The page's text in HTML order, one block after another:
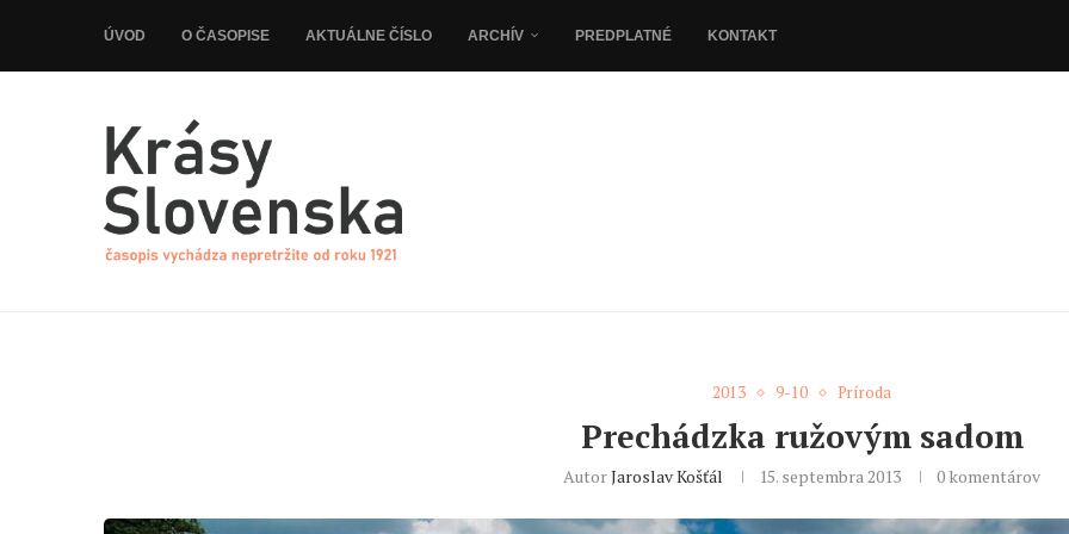
ÚVOD O ČASOPISE AKTUÁLNE ČÍSLO ARCHÍV PREDPLATNÉ KONTAKT
2013 9-10 Príroda
Prechádzka ružovým sadom
AutorJaroslav Košťál 15. septembra 2013 0 komentárov